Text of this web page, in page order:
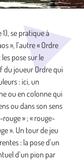
se pratique à
», l’autre « Ordre
pose sur le
du joueur Ordre qui
: ici, un
ou en colonne qui
ou dans son sens
» ; « rouge-
». Un tour de jeu
: la pose d’un
d’un pion par